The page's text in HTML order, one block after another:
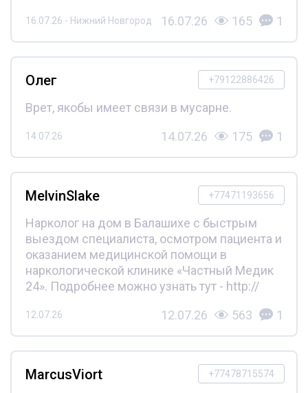
16.07.26 - Нижний Новгород 16.07.26 165 1
+79122886426
Олег
Врет, якобы имеет связи в мусарне.
14.07.26 14.07.26 175 1
+77471193656
MelvinSlake
Нарколог на дом в Балашихе с быстрым
выездом специалиста, осмотром пациента и
оказанием медицинской помощи в
наркологической клинике «Частный Медик
24». Подробнее можно узнать тут - http://
12.07.26 12.07.26 563 1
+77478715574
MarcusViort